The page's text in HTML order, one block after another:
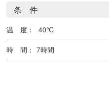
条 件
温 度： 40℃
時 間： 7時間